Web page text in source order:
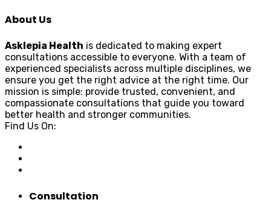
About Us
Asklepia Health is dedicated to making expert
consultations accessible to everyone. With a team of
experienced specialists across multiple disciplines, we
ensure you get the right advice at the right time. Our
mission is simple: provide trusted, convenient, and
compassionate consultations that guide you toward
better health and stronger communities.
Find Us On:
Consultation